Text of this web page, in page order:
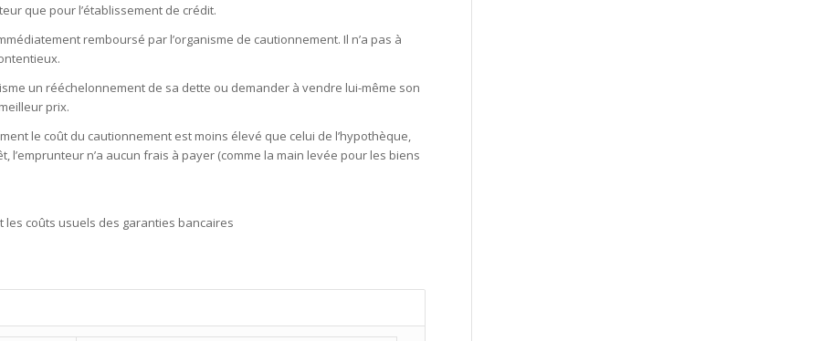
que pour l’établissement de crédit.
remboursé par l’organisme de cautionnement. Il n’a pas à
un rééchelonnement de sa dette ou demander à vendre lui-même son
prix.
le coût du cautionnement est moins élevé que celui de l’hypothèque,
n’a aucun frais à payer (comme la main levée pour les biens
les coûts usuels des garanties bancaires